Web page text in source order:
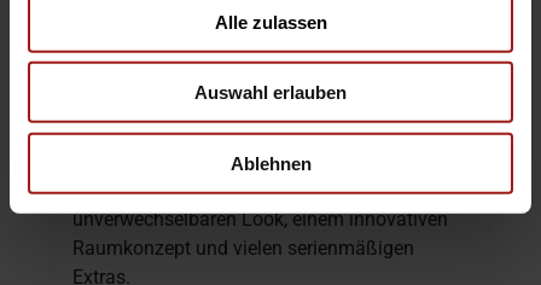
Alle zulassen
Auswahl erlauben
Ablehnen
Ein neues Kapitel beginnt
Kleinstwagensegment. AlsDeutschlands
Elektro-Kleinwagen Nr. 1* und ausgezeichnet
World Electric Vehicle 2025
Hyundai INSTER mit seinem
unverwechselbaren Look, einem innovativen
Raumkonzept und vielen serienmäßigen
Extras.